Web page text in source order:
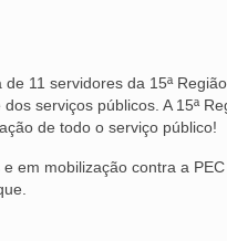
11 servidores da 15ª
serviços públicos. A 15ª
de todo o serviço público!
em mobilização contra a PEC